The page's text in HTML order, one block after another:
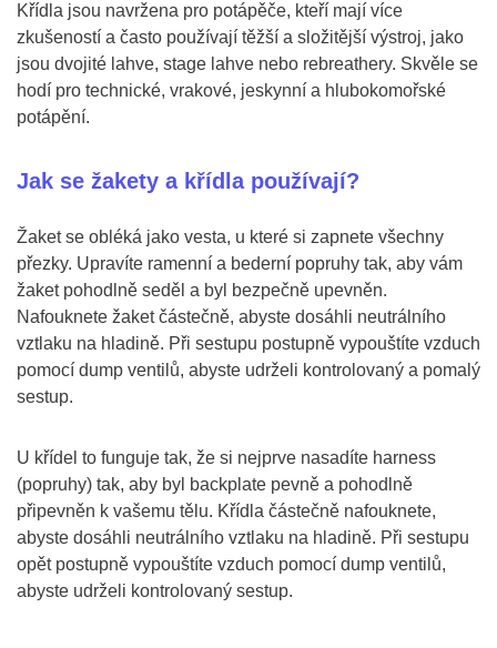
Křídla jsou navržena pro potápěče, kteří mají více
zkušeností a často používají těžší a složitější výstroj, jako
jsou dvojité lahve, stage lahve nebo rebreathery. Skvěle se
hodí pro technické, vrakové, jeskynní a hlubokomořské
potápění.
Jak se žakety a křídla používají?
Žaket se obléká jako vesta, u které si zapnete všechny
přezky. Upravíte ramenní a bederní popruhy tak, aby vám
žaket pohodlně seděl a byl bezpečně upevněn.
Nafouknete žaket částečně, abyste dosáhli neutrálního
vztlaku na hladině. Při sestupu postupně vypouštíte vzduch
pomocí dump ventilů, abyste udrželi kontrolovaný a pomalý
sestup.
U křídel to funguje tak, že si nejprve nasadíte harness
(popruhy) tak, aby byl backplate pevně a pohodlně
připevněn k vašemu tělu. Křídla částečně nafouknete,
abyste dosáhli neutrálního vztlaku na hladině. Při sestupu
opět postupně vypouštíte vzduch pomocí dump ventilů,
abyste udrželi kontrolovaný sestup.